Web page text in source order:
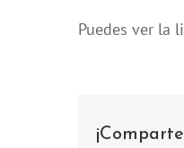
Puedes ver la